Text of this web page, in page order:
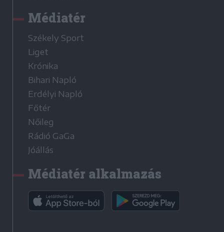
Médiatér
Székely Sport
Liget
Krónika
Bihari Napló
Erdélyi Napló
Főtér
Nőileg
Rádió GaGa
Jóállás
Médiatér alkalmazás